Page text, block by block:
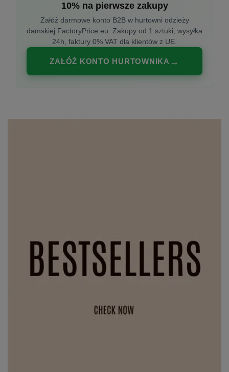
10% na pierwsze zakupy
Załóż darmowe konto B2B w hurtowni odzieży
damskiej FactoryPrice.eu. Zakupy od 1 sztuki, wysyłka
24h, faktury 0% VAT dla klientów z UE.
ZAŁÓŻ KONTO HURTOWNIKA